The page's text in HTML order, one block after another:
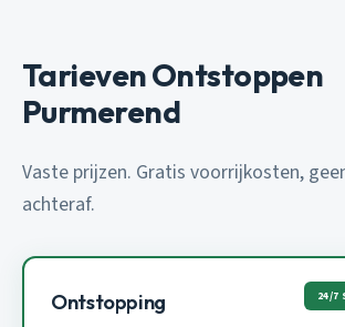
Tarieven Ontstoppen
Purmerend
Vaste prijzen. Gratis voorrijkosten,
achteraf.
Ontstopping 24/7